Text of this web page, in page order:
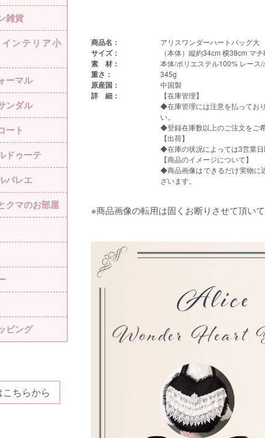
商品名： アリスワンダーハートバッグ大
サイズ： （本体）縦約34cm 横38cm マ
素 材： 本体/ポリエステル100% レース
重さ： 345g
原産国： 中国製
詳 細：
【在庫管理】
◆在庫管理には注意を払ってお
い。
◆登録在庫数以上のご注文をご
【出荷】
◆在庫の状况によっては3営業日
【商品のイメージについて】
◆商品画像はできるだけ実物に
ざいます。
※商品画像の転用は固くお断りさせて頂いて
雑貨
ンテリア小
ーマル
ンダル
ート
ドゥーテ
バレエ
クマのお部屋
ピング
ちらから